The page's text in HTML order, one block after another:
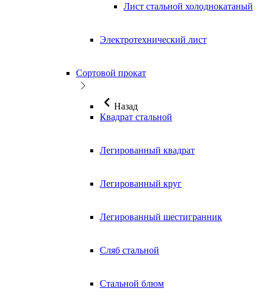
Лист стальной холоднокатаный
Электротехнический лист
Сортовой прокат
Назад
Квадрат стальной
Легированный квадрат
Легированный круг
Легированный шестигранник
Сляб стальной
Стальной блюм